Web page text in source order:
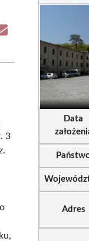
3
Data
Adres